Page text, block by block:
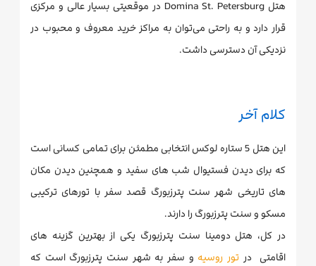
هتل Domina St. Petersburg در موقعیتی بسیار عالی و مرکزی
قرار دارد و به راحتی می‌توان به مراکز خرید معروف و محبوب در
نزدیکی آن دسترسی داشت.
کلام آخر
این هتل 5 ستاره لوکس انتخابی مطمئن برای تمامی کسانی است
که برای دیدن فستیوال شب های سفید و همچنین دیدن مکان
های تاریخی شهر سنت پترزبورگ قصد سفر با تورهای ترکیبی
مسکو و سنت پترزبورگ را دارند.
در کل، هتل دومینا سنت پترزبورگ یکی از بهترین گزینه های
اقامتی در تور روسیه و سفر به شهر سنت پترزبورگ است که